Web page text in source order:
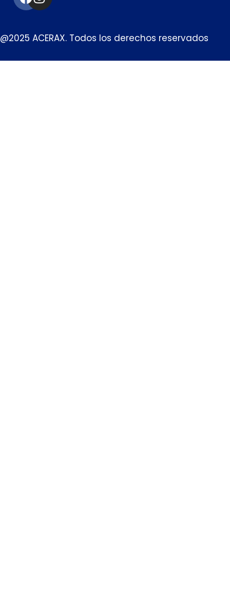
@2025 ACERAX. Todos los derechos reservados